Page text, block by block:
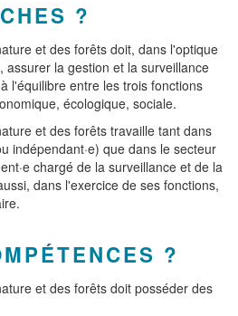
?
et des forêts doit, dans l'optique
assurer la gestion et la surveillance
l'équilibre entre les trois fonctions
écologique, sociale.
et des forêts travaille tant dans
indépendant·e) que dans le secteur
chargé de la surveillance et de la
dans l'exercice de ses fonctions,
?
et des forêts doit posséder des